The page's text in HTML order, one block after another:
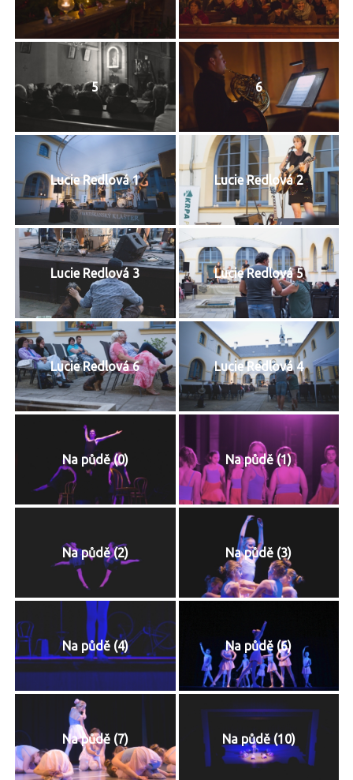
5 6
Lucie Redlová 1 Lucie Redlová 2
Lucie Redlová 3 Lucie Redlová 5
Lucie Redlová 6 Lucie Redlová 4
Na půdě (0) Na půdě (1)
Na půdě (2) Na půdě (3)
Na půdě (4) Na půdě (6)
Na půdě (7) Na půdě (10)